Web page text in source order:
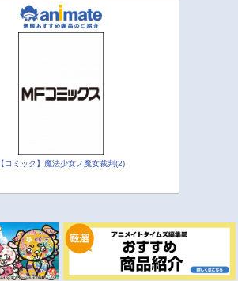
【コミック】魔法少女ノ魔女裁判(2)